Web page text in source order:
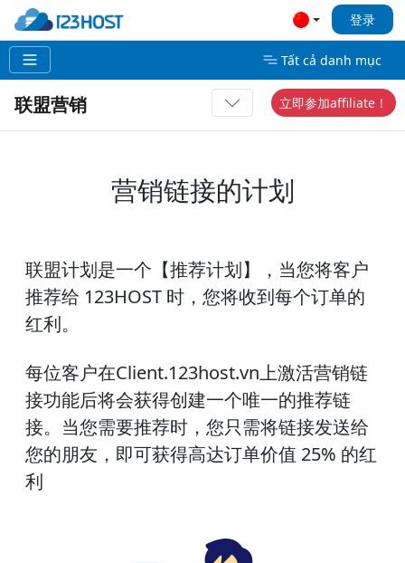
登录
Tất cả danh mục
联盟营销 立即参加affiliate！
营销链接的计划
联盟计划是一个【推荐计划】，当您将客户
推荐给 123HOST 时，您将收到每个订单的
红利。
每位客户在Client.123host.vn上激活营销链
接功能后将会获得创建一个唯一的推荐链
接。当您需要推荐时，您只需将链接发送给
您的朋友，即可获得高达订单价值 25% 的红
利